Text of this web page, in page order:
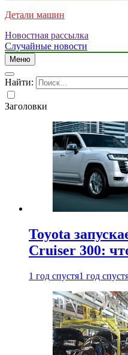
Детали машин
Новостная рассылка
Случайные новости
Меню
Найти:
Заголовки
Toyota
Cruiser 300:
1 год спустя1 год